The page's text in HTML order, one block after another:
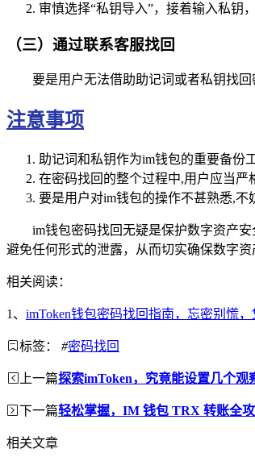
审慎选择“私钥导入”，接着输入私钥
（三）通过联系客服找回
要是用户无法借助助记词或者私钥找
注意事项
助记词和私钥作为im钱包的重要备份
在密码找回的整个过程中,用户应当严
要是用户对im钱包的操作不甚熟悉,不
im钱包密码找回无疑是保护数字资产
避免任何形式的泄露，从而切实确保数字资
相关阅读：
1、 imToken钱包密码找回指南，忘密别慌
标签： #密码找回
上一篇探索imToken，究竟能设置几个观
下一篇轻松掌握，IM 钱包 TRX 转账全
相关文章